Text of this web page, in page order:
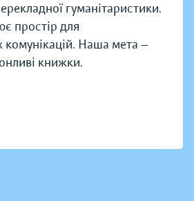
гуманітаристики.
простір для
комунікацій. Наша мета —
книжки.